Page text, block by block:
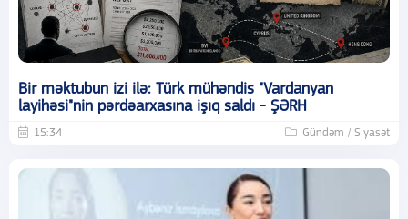
Bir məktubun izi ilə: Türk mühəndis "Vardanyan
layihəsi"nin pərdəarxasına işıq saldı - ŞƏRH
15:34 Gündəm / Siyasət